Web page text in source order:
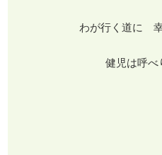
わが行く道に
健児は呼